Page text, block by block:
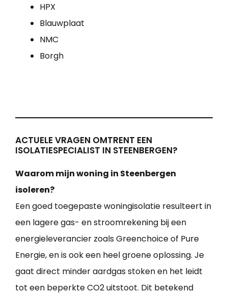
HPX
Blauwplaat
NMC
Borgh
ACTUELE VRAGEN OMTRENT EEN
ISOLATIESPECIALIST IN STEENBERGEN?
Waarom mijn woning in Steenbergen
isoleren?
Een goed toegepaste woningisolatie resulteert in
een lagere gas- en stroomrekening bij een
energieleverancier zoals Greenchoice of Pure
Energie, en is ook een heel groene oplossing. Je
gaat direct minder aardgas stoken en het leidt
tot een beperkte CO2 uitstoot. Dit betekend